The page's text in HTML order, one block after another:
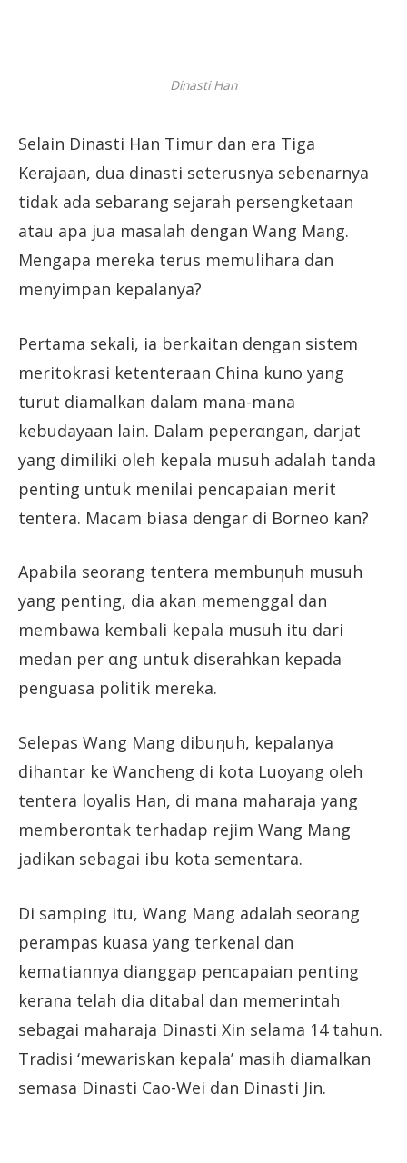
Dinasti Han
Selain Dinasti Han Timur dan era Tiga
Kerajaan, dua dinasti seterusnya sebenarnya
tidak ada sebarang sejarah persengketaan
atau apa jua masalah dengan Wang Mang.
Mengapa mereka terus memulihara dan
menyimpan kepalanya?
Pertama sekali, ia berkaitan dengan sistem
meritokrasi ketenteraan China kuno yang
turut diamalkan dalam mana-mana
kebudayaan lain. Dalam peperαngan, darjat
yang dimiliki oleh kepala musuh adalah tanda
penting untuk menilai pencapaian merit
tentera. Macam biasa dengar di Borneo kan?
Apabila seorang tentera membuηuh musuh
yang penting, dia akan memenggal dan
membawa kembali kepala musuh itu dari
medan per αng untuk diserahkan kepada
penguasa politik mereka.
Selepas Wang Mang dibuηuh, kepalanya
dihantar ke Wancheng di kota Luoyang oleh
tentera loyalis Han, di mana maharaja yang
memberontak terhadap rejim Wang Mang
jadikan sebagai ibu kota sementara.
Di samping itu, Wang Mang adalah seorang
perampas kuasa yang terkenal dan
kematiannya dianggap pencapaian penting
kerana telah dia ditabal dan memerintah
sebagai maharaja Dinasti Xin selama 14 tahun.
Tradisi ‘mewariskan kepala’ masih diamalkan
semasa Dinasti Cao-Wei dan Dinasti Jin.